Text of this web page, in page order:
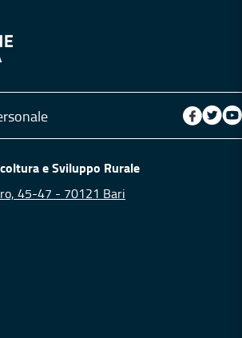
e Sviluppo Rurale
45-47 - 70121 Bari